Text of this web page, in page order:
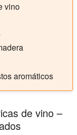
vino
aromáticos
de vino –